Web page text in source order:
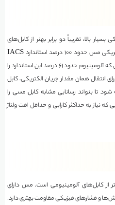
بالا، تقریباً دو برابر بهتر از کابل‌های
آلومینیومی عمل می‌کنند. رسانایی الکتریکی مس حدود ۱۰۰ درصد استاندارد IACS
(استاندارد بین‌المللی مس) است، در حالی که آلومینیوم حدود ۶۱ درصد این استاندارد را
انتقال همان مقدار جریان الکتریکی، کابل
تا بتواند رسانایی مشابه کابل مسی را
نیاز به حداکثر کارایی و حداقل افت ولتاژ
کابل‌های آلومینیومی است. مس دارای
و فشارهای فیزیکی مقاومت بهتری دارد.